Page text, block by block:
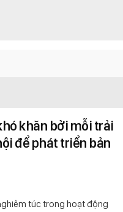
khăn bởi mỗi trải
để phát triển bản
túc trong hoạt động